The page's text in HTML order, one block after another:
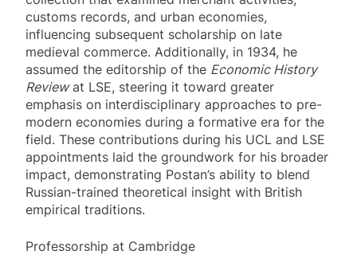
customs records, and urban economies,
influencing subsequent scholarship on late
medieval commerce. Additionally, in 1934, he
assumed the editorship of the Economic History
Reviewat LSE, steering it toward greater
emphasis on interdisciplinary approaches to pre-
modern economies during a formative era for the
field. These contributions during his UCL and LSE
appointments laid the groundwork for his broader
impact, demonstrating Postan’s ability to blend
Russian-trained theoretical insight with British
empirical traditions.
Professorship at Cambridge